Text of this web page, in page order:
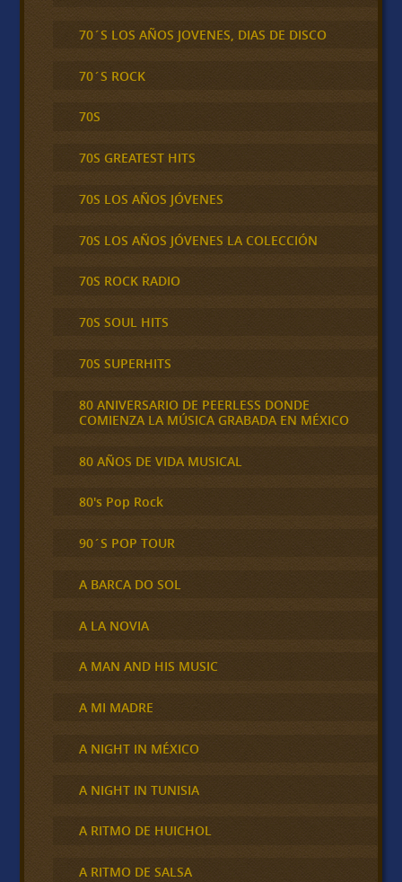
70´S LOS AÑOS JOVENES, DIAS DE DISCO
70´S ROCK
70S
70S GREATEST HITS
70S LOS AÑOS JÓVENES
70S LOS AÑOS JÓVENES LA COLECCIÓN
70S ROCK RADIO
70S SOUL HITS
70S SUPERHITS
80 ANIVERSARIO DE PEERLESS DONDE
COMIENZA LA MÚSICA GRABADA EN MÉXICO
80 AÑOS DE VIDA MUSICAL
80's Pop Rock
90´S POP TOUR
A BARCA DO SOL
A LA NOVIA
A MAN AND HIS MUSIC
A MI MADRE
A NIGHT IN MÉXICO
A NIGHT IN TUNISIA
A RITMO DE HUICHOL
A RITMO DE SALSA